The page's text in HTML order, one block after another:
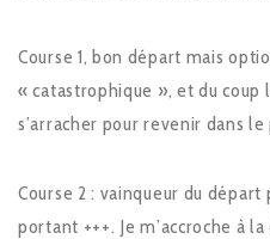
Course 1, bon départ mais
« catastrophique », et du coup
s’arracher pour revenir dans
Course 2 : vainqueur du
portant +++. Je m’accroche à